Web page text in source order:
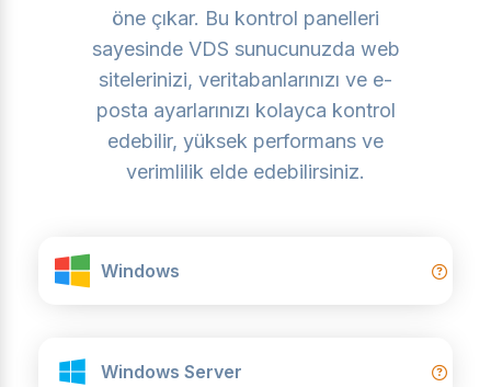
öne çıkar. Bu kontrol panelleri
sayesinde VDS sunucunuzda web
sitelerinizi, veritabanlarınızı ve e-
posta ayarlarınızı kolayca kontrol
edebilir, yüksek performans ve
verimlilik elde edebilirsiniz.
Windows
Windows Server